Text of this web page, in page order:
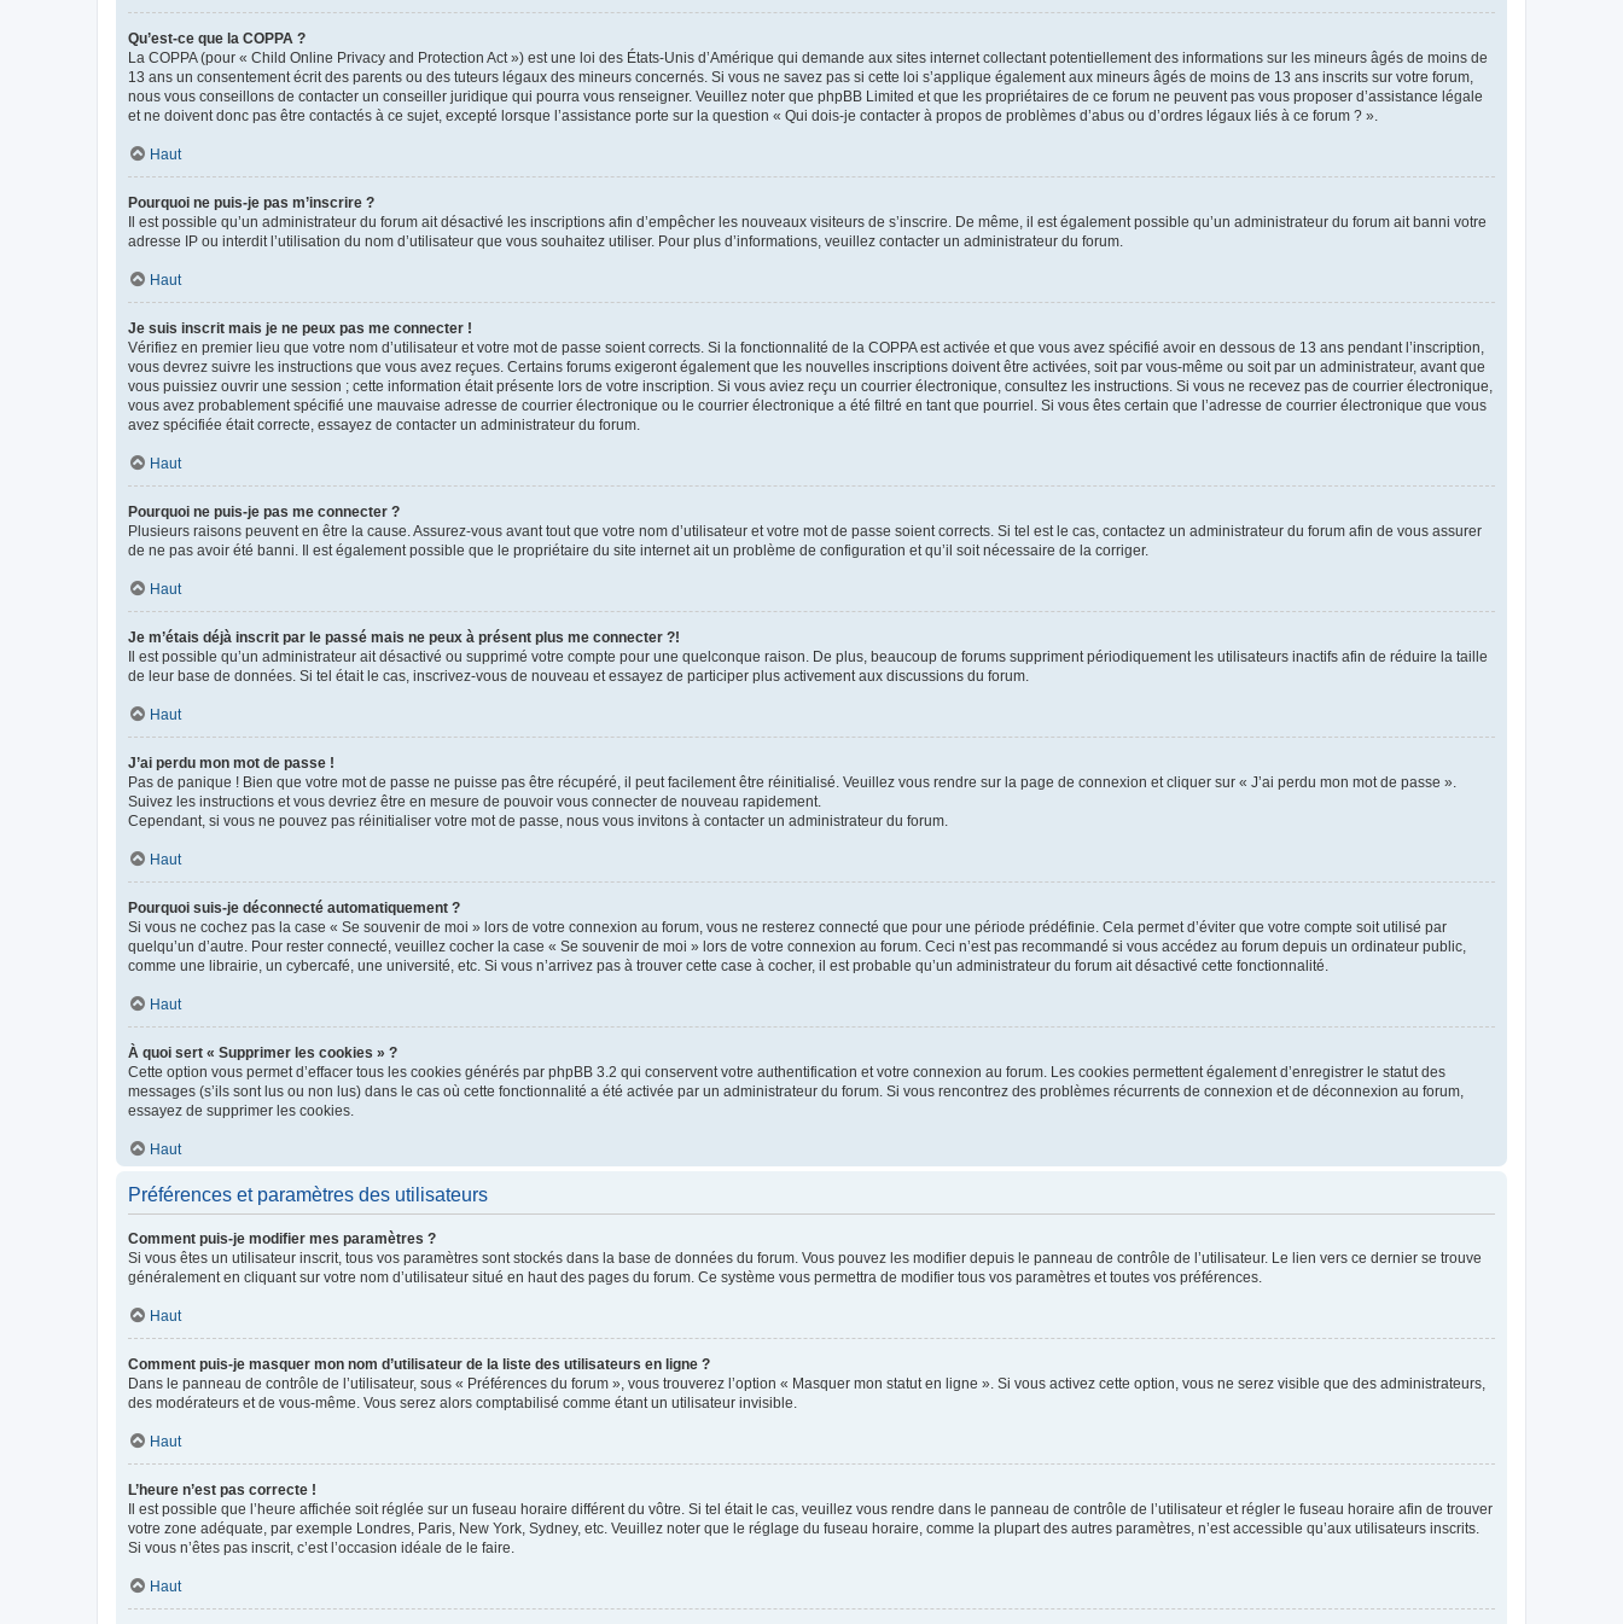
Qu’est-ce que la COPPA ?
La COPPA (pour « Child Online Privacy and Protection Act ») est une loi des États-Unis d’Amérique qui demande aux sites internet collectant potentiellement des informations sur les mineurs âgés de moins de
13 ans un consentement écrit des parents ou des tuteurs légaux des mineurs concernés. Si vous ne savez pas si cette loi s’applique également aux mineurs âgés de moins de 13 ans inscrits sur votre forum,
nous vous conseillons de contacter un conseiller juridique qui pourra vous renseigner. Veuillez noter que phpBB Limited et que les propriétaires de ce forum ne peuvent pas vous proposer d’assistance légale
et ne doivent donc pas être contactés à ce sujet, excepté lorsque l’assistance porte sur la question « Qui dois-je contacter à propos de problèmes d’abus ou d’ordres légaux liés à ce forum ? ».
Haut
Pourquoi ne puis-je pas m’inscrire ?
Il est possible qu’un administrateur du forum ait désactivé les inscriptions afin d’empêcher les nouveaux visiteurs de s’inscrire. De même, il est également possible qu’un administrateur du forum ait banni votre
adresse IP ou interdit l’utilisation du nom d’utilisateur que vous souhaitez utiliser. Pour plus d’informations, veuillez contacter un administrateur du forum.
Haut
Je suis inscrit mais je ne peux pas me connecter !
Vérifiez en premier lieu que votre nom d’utilisateur et votre mot de passe soient corrects. Si la fonctionnalité de la COPPA est activée et que vous avez spécifié avoir en dessous de 13 ans pendant l’inscription,
vous devrez suivre les instructions que vous avez reçues. Certains forums exigeront également que les nouvelles inscriptions doivent être activées, soit par vous-même ou soit par un administrateur, avant que
vous puissiez ouvrir une session ; cette information était présente lors de votre inscription. Si vous aviez reçu un courrier électronique, consultez les instructions. Si vous ne recevez pas de courrier électronique,
vous avez probablement spécifié une mauvaise adresse de courrier électronique ou le courrier électronique a été filtré en tant que pourriel. Si vous êtes certain que l’adresse de courrier électronique que vous
avez spécifiée était correcte, essayez de contacter un administrateur du forum.
Haut
Pourquoi ne puis-je pas me connecter ?
Plusieurs raisons peuvent en être la cause. Assurez-vous avant tout que votre nom d’utilisateur et votre mot de passe soient corrects. Si tel est le cas, contactez un administrateur du forum afin de vous assurer
de ne pas avoir été banni. Il est également possible que le propriétaire du site internet ait un problème de configuration et qu’il soit nécessaire de la corriger.
Haut
Je m’étais déjà inscrit par le passé mais ne peux à présent plus me connecter ?!
Il est possible qu’un administrateur ait désactivé ou supprimé votre compte pour une quelconque raison. De plus, beaucoup de forums suppriment périodiquement les utilisateurs inactifs afin de réduire la taille
de leur base de données. Si tel était le cas, inscrivez-vous de nouveau et essayez de participer plus activement aux discussions du forum.
Haut
J’ai perdu mon mot de passe !
Pas de panique ! Bien que votre mot de passe ne puisse pas être récupéré, il peut facilement être réinitialisé. Veuillez vous rendre sur la page de connexion et cliquer sur « J’ai perdu mon mot de passe ».
Suivez les instructions et vous devriez être en mesure de pouvoir vous connecter de nouveau rapidement.
Cependant, si vous ne pouvez pas réinitialiser votre mot de passe, nous vous invitons à contacter un administrateur du forum.
Haut
Pourquoi suis-je déconnecté automatiquement ?
Si vous ne cochez pas la case « Se souvenir de moi » lors de votre connexion au forum, vous ne resterez connecté que pour une période prédéfinie. Cela permet d’éviter que votre compte soit utilisé par
quelqu’un d’autre. Pour rester connecté, veuillez cocher la case « Se souvenir de moi » lors de votre connexion au forum. Ceci n’est pas recommandé si vous accédez au forum depuis un ordinateur public,
comme une librairie, un cybercafé, une université, etc. Si vous n’arrivez pas à trouver cette case à cocher, il est probable qu’un administrateur du forum ait désactivé cette fonctionnalité.
Haut
À quoi sert « Supprimer les cookies » ?
Cette option vous permet d’effacer tous les cookies générés par phpBB 3.2 qui conservent votre authentification et votre connexion au forum. Les cookies permettent également d’enregistrer le statut des
messages (s’ils sont lus ou non lus) dans le cas où cette fonctionnalité a été activée par un administrateur du forum. Si vous rencontrez des problèmes récurrents de connexion et de déconnexion au forum,
essayez de supprimer les cookies.
Haut
Préférences et paramètres des utilisateurs
Comment puis-je modifier mes paramètres ?
Si vous êtes un utilisateur inscrit, tous vos paramètres sont stockés dans la base de données du forum. Vous pouvez les modifier depuis le panneau de contrôle de l’utilisateur. Le lien vers ce dernier se trouve
généralement en cliquant sur votre nom d’utilisateur situé en haut des pages du forum. Ce système vous permettra de modifier tous vos paramètres et toutes vos préférences.
Haut
Comment puis-je masquer mon nom d’utilisateur de la liste des utilisateurs en ligne ?
Dans le panneau de contrôle de l’utilisateur, sous « Préférences du forum », vous trouverez l’option « Masquer mon statut en ligne ». Si vous activez cette option, vous ne serez visible que des administrateurs,
des modérateurs et de vous-même. Vous serez alors comptabilisé comme étant un utilisateur invisible.
Haut
L’heure n’est pas correcte !
Il est possible que l’heure affichée soit réglée sur un fuseau horaire différent du vôtre. Si tel était le cas, veuillez vous rendre dans le panneau de contrôle de l’utilisateur et régler le fuseau horaire afin de trouver
votre zone adéquate, par exemple Londres, Paris, New York, Sydney, etc. Veuillez noter que le réglage du fuseau horaire, comme la plupart des autres paramètres, n’est accessible qu’aux utilisateurs inscrits.
Si vous n’êtes pas inscrit, c’est l’occasion idéale de le faire.
Haut